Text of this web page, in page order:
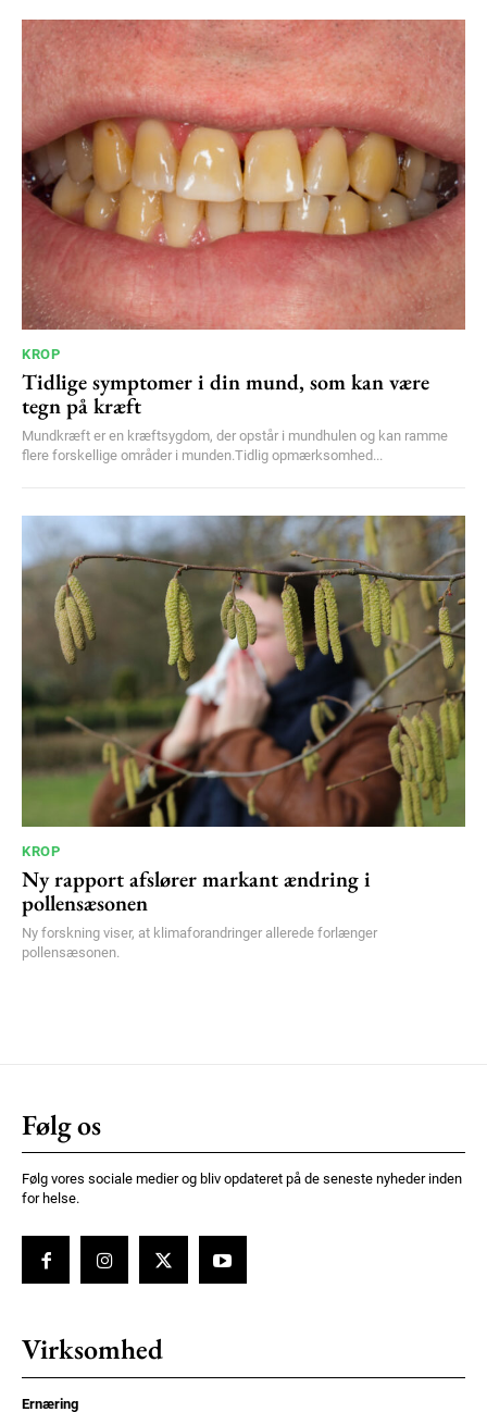
KROP
Tidlige symptomer i din mund, som kan være
tegn på kræft
Mundkræft er en kræftsygdom, der opstår i mundhulen og kan ramme
flere forskellige områder i munden.Tidlig opmærksomhed...
KROP
Ny rapport afslører markant ændring i
pollensæsonen
Ny forskning viser, at klimaforandringer allerede forlænger
pollensæsonen.
Følg os
Følg vores sociale medier og bliv opdateret på de seneste nyheder inden
for helse.
Virksomhed
Ernæring